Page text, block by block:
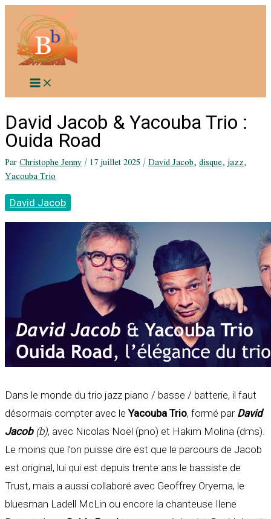
contenu
David Jacob & Yacouba Trio :
Ouida Road
ParChristophe Jenny/17 juillet 2025/David Jacob,disque,jazz,
Yacouba Trio
David Jacob
Dans le monde du trio jazz piano / basse / batterie, il faut
désormais compter avec leYacouba Trio, formé par David
Jacob (b), avec Nicolas Noël (pno) et Hakim Molina (dms).
Le moins que l’on puisse dire est que le parcours de Jacob
est original, lui qui est depuis trente ans le bassiste de
Trust, mais a aussi collaboré avec Geoffrey Oryema, le
bluesman Ladell McLin ou encore la chanteuse Ilene